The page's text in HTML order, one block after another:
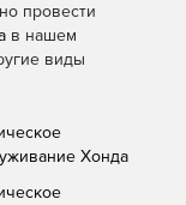
провести
в нашем
виды
Хонда